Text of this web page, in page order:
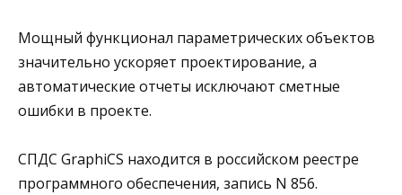
Мощный функционал параметрических объектов
значительно ускоряет проектирование, а
автоматические отчеты исключают сметные
ошибки в проекте.
СПДС GraphiCS находится в российском реестре
программного обеспечения, запись N 856.